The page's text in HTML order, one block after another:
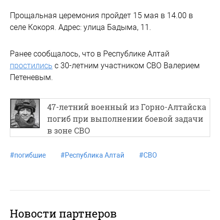
Прощальная церемония пройдет 15 мая в 14.00 в
селе Кокоря. Адрес: улица Бадыма, 11.
Ранее сообщалось, что в Республике Алтай
простились с 30-летним участником СВО Валерием
Петеневым.
47-летний военный из Горно-Алтайска
погиб при выполнении боевой задачи
в зоне СВО
#погибшие #Республика Алтай #СВО
Новости партнеров